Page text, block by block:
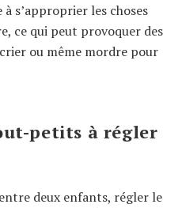
s’approprier les choses
ce qui peut provoquer des
ou même mordre pour
petits à régler
deux enfants, régler le